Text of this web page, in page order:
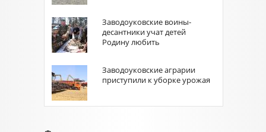
Заводоуковские воины-
десантники учат детей
Родину любить
Заводоуковские аграрии
приступили к уборке урожая